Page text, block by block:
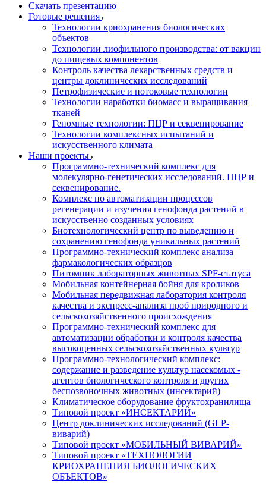
Скачать презентацию
Готовые решения
Технологии криохранения биологических
объектов
Технологии лиофильного производства: от вакцин
до пищевых компонентов
Контроль качества лекарственных средств и
центры доклинических исследований
Петрофизические и потоковые технологии
Технологии наработки биомасс и выращивания
тканей
Геномные технологии: ПЦР и секвенирование
Технологии комплексных испытаний и
искусственного климата
Наши проекты
Программно-технический комплекс для
молекулярно-генетических исследований. ПЦР и
секвенирование.
Комплекс по автоматизации процессов
регенерации и изучения генофонда растений в
искусственно созданных условиях
Биотехнологический центр по выведению и
сохранению генофонда уникальных растений
Программно-технический комплекс анализа
фармакологических образцов
Питомник лабораторных животных SPF-статуса
Мобильная контейнерная бойня для кроликов
Мобильная передвижная лаборатория контроля
качества и экспресс-анализа проб природного и
сельскохозяйственного происхождения
Программно-технический комплекс для
автоматизации обработки и контроля качества
высокоценных сельскохозяйственных культур
Программно-технологический комплекс:
содержание и разведение культур насекомых -
агентов биологического контроля и других
беспозвоночных животных (инсектарий)
Климатическое оборудование фруктохранилища
Типовой проект «ИНСЕКТАРИЙ»
Центр доклинических исследований (GLP-
виварий)
Типовой проект «МОБИЛЬНЫЙ ВИВАРИЙ»
Типовой проект «ТЕХНОЛОГИИ
КРИОХРАНЕНИЯ БИОЛОГИЧЕСКИХ
ОБЪЕКТОВ»